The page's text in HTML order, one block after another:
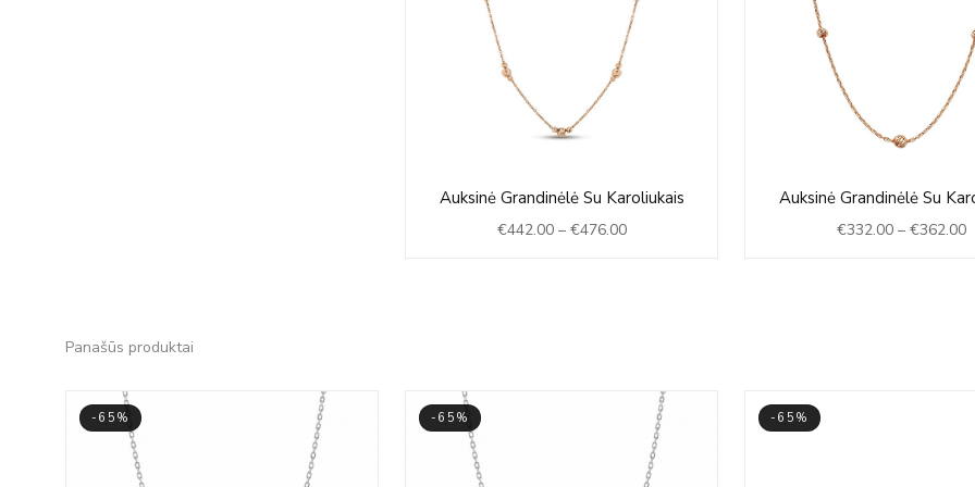
Auksinė Grandinėlė Su Karoliukais
€442.00 – €476.00
range:
€442.00
Auksinė Grandinėlė Su
€332.00 – €362.00
Panašūs produktai
-65% -65% -65%